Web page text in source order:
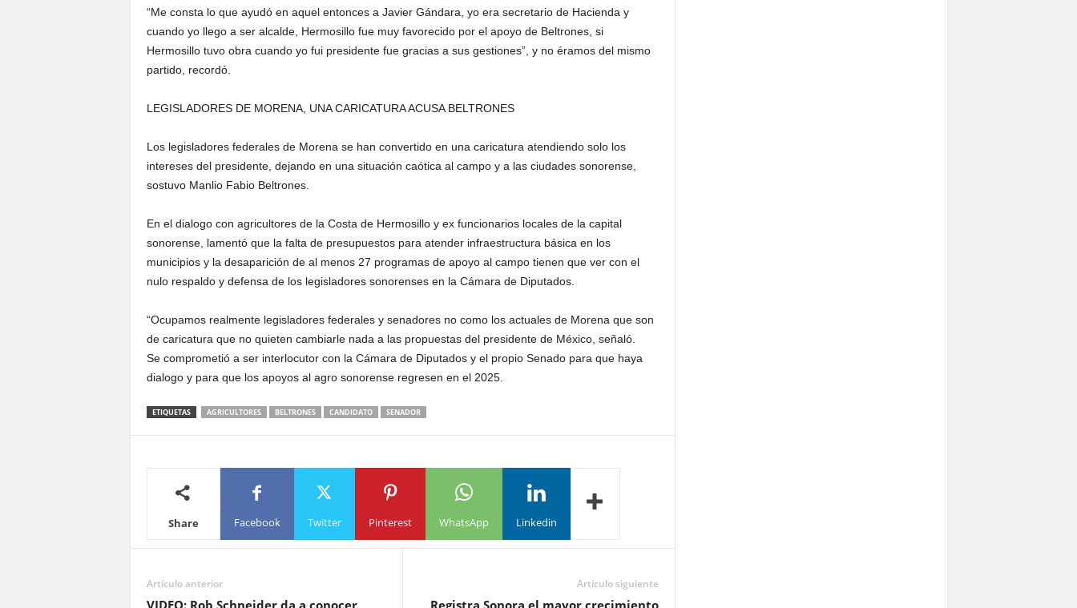
“Me consta lo que ayudó en aquel entonces a Javier Gándara, yo era secretario de Hacienda y
cuando yo llego a ser alcalde, Hermosillo fue muy favorecido por el apoyo de Beltrones, si
Hermosillo tuvo obra cuando yo fui presidente fue gracias a sus gestiones”, y no éramos del mismo
partido, recordó.
LEGISLADORES DE MORENA, UNA CARICATURA ACUSA BELTRONES
Los legisladores federales de Morena se han convertido en una caricatura atendiendo solo los
intereses del presidente, dejando en una situación caótica al campo y a las ciudades sonorense,
sostuvo Manlio Fabio Beltrones.
En el dialogo con agricultores de la Costa de Hermosillo y ex funcionarios locales de la capital
sonorense, lamentó que la falta de presupuestos para atender infraestructura básica en los
municipios y la desaparición de al menos 27 programas de apoyo al campo tienen que ver con el
nulo respaldo y defensa de los legisladores sonorenses en la Cámara de Diputados.
“Ocupamos realmente legisladores federales y senadores no como los actuales de Morena que son
de caricatura que no quieten cambiarle nada a las propuestas del presidente de México, señaló.
Se comprometió a ser interlocutor con la Cámara de Diputados y el propio Senado para que haya
dialogo y para que los apoyos al agro sonorense regresen en el 2025.
ETIQUETAS AGRICULTORES BELTRONES CANDIDATO SENADOR
Share Facebook Twitter Pinterest WhatsApp Linkedin
Artículo anterior
VIDEO: Rob Schneider da a conocer
Artículo siguiente
Registra Sonora el mayor crecimiento